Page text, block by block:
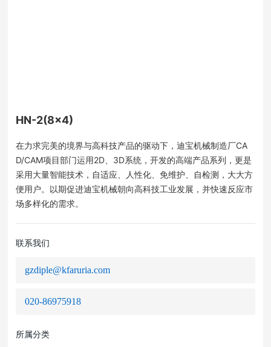
HN-2(8×4)
在力求完美的境界与高科技产品的驱动下，迪宝机械制造厂CA
D/CAM项目部门运用2D、3D系统，开发的高端产品系列，更是
采用大量智能技术，自适应、人性化、免维护、自检测，大大方
便用户。以期促进迪宝机械朝向高科技工业发展，并快速反应市
场多样化的需求。
联系我们
gzdiple@kfaruria.com
020-86975918
所属分类